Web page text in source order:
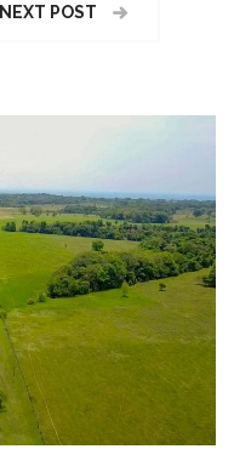
NEXT POST